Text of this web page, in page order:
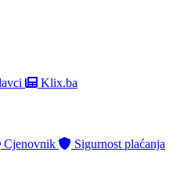
Klix.ba
Cjenovnik Sigurnost plaćanja